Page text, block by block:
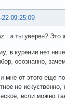
22 09:25:09
: а ты уверен? Это
в курении нет
осознанно,
мне от этого еще
не
если можно